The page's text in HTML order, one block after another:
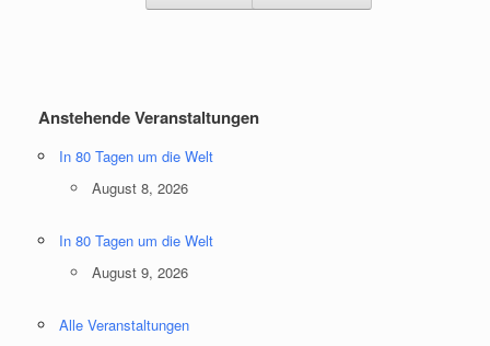
Anstehende Veranstaltungen
In 80 Tagen um die Welt
August 8, 2026
In 80 Tagen um die Welt
August 9, 2026
Alle Veranstaltungen